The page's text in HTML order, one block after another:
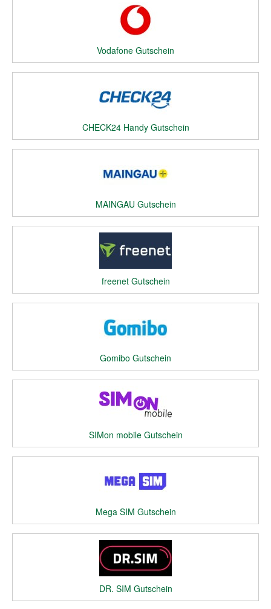
Vodafone Gutschein
CHECK24 Handy Gutschein
MAINGAU Gutschein
freenet Gutschein
Gomibo Gutschein
SIMon mobile Gutschein
Mega SIM Gutschein
DR. SIM Gutschein